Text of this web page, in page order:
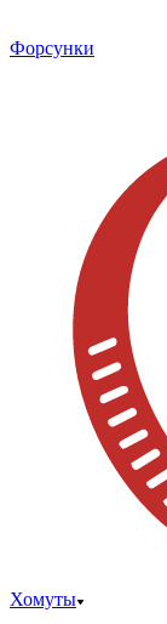
Форсунки
Хомуты